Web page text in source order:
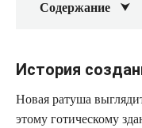
Содержание
История
Новая ратуша
этому готическому